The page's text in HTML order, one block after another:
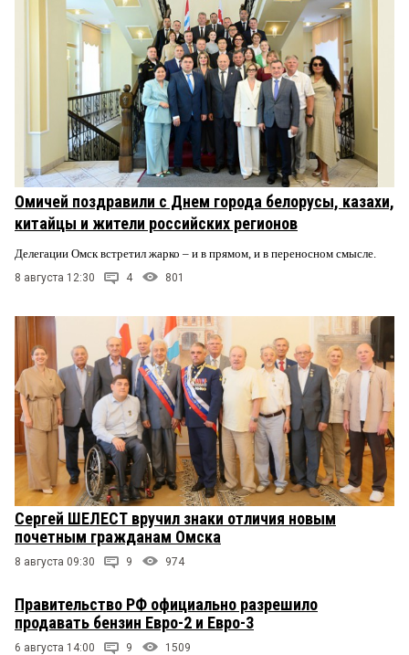
Омичей поздравили с Днем города белорусы, казахи,
китайцы и жители российских регионов
Делегации Омск встретил жарко – и в прямом, и в переносном смысле.
8 августа 12:30 4 801
Сергей ШЕЛЕСТ вручил знаки отличия новым
почетным гражданам Омска
8 августа 09:30 9 974
Правительство РФ официально разрешило
продавать бензин Евро-2 и Евро-3
6 августа 14:00 9 1509